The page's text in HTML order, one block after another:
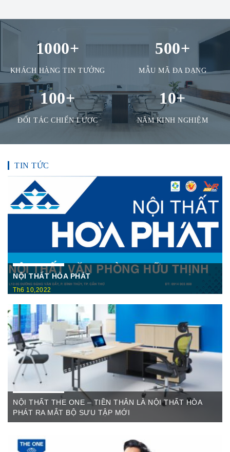
1000+
KHÁCH HÀNG TIN TƯỞNG
500+
MẪU MÃ ĐA DẠNG
100+
ĐỐI TÁC CHIẾN LƯỢC
10+
NĂM KINH NGHIỆM
TIN TỨC
NỘI THẤT HÒA PHÁT
Th6 10,2022
Nội Thất Hòa Phátt Cần Thơ Là nơi trưng bày và cung cấp
các sản phẩm như: Bàn văn phòng, ghế xoay văn phòng, tủ hồ
sơ, két sắt,…Của cty CP Nội Thất Hòa Phát( Nội thất The
One) có địa ...
NỘI THẤT THE ONE – TIỀN THÂN LÀ NỘI THẤT HÒA
PHÁT RA MẮT BỘ SƯU TẬP MỚI
The One Cần Thơ Thông báo về việc thay đổi thương hiệu Nội